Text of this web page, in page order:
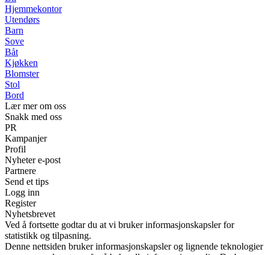
Hjemmekontor
Utendørs
Barn
Sove
Båt
Kjøkken
Blomster
Stol
Bord
Lær mer om oss
Snakk med oss
PR
Kampanjer
Profil
Nyheter e-post
Partnere
Send et tips
Logg inn
Register
Nyhetsbrevet
Ved å fortsette godtar du at vi bruker informasjonskapsler for
statistikk og tilpasning.
Denne nettsiden bruker informasjonskapsler og lignende teknologier